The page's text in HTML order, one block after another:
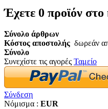
Έχετε 0 προϊόν
Σύνολο άρθρων
Κόστος αποστολής δωρεάν
Σύνολο
Συνεχίστε τις αγορές Ταμείο
Σύνδεση
Νόμισμα : EUR